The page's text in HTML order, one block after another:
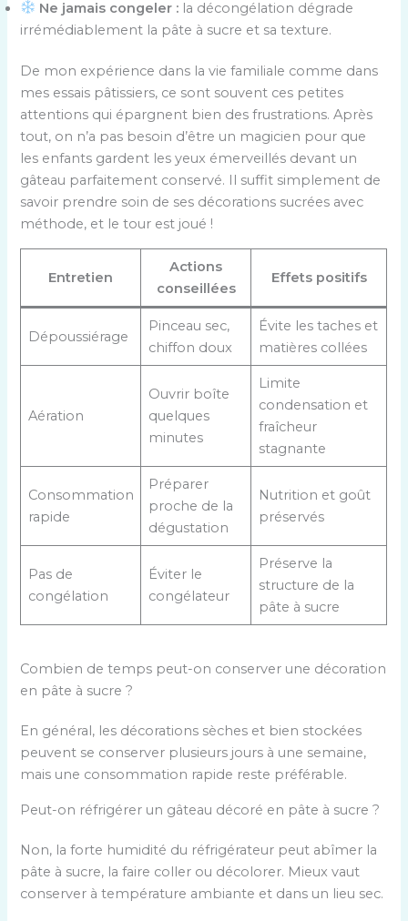
Ne jamais congeler : la décongélation dégrade
irrémédiablement la pâte à sucre et sa texture.
De mon expérience dans la vie familiale comme dans
mes essais pâtissiers, ce sont souvent ces petites
attentions qui épargnent bien des frustrations. Après
tout, on n’a pas besoin d’être un magicien pour que
les enfants gardent les yeux émerveillés devant un
gâteau parfaitement conservé. Il suffit simplement de
savoir prendre soin de ses décorations sucrées avec
méthode, et le tour est joué !
Entretien
Actions
conseillées
Effets positifs
Dépoussiérage
Pinceau sec,
chiffon doux
Évite les taches et
matières collées
Aération
Ouvrir boîte
quelques
minutes
Limite
condensation et
fraîcheur
stagnante
Consommation
rapide
Préparer
proche de la
dégustation
Nutrition et goût
préservés
Pas de
congélation
Éviter le
congélateur
Préserve la
structure de la
pâte à sucre
Combien de temps peut-on conserver une décoration
en pâte à sucre ?
En général, les décorations sèches et bien stockées
peuvent se conserver plusieurs jours à une semaine,
mais une consommation rapide reste préférable.
Peut-on réfrigérer un gâteau décoré en pâte à sucre ?
Non, la forte humidité du réfrigérateur peut abîmer la
pâte à sucre, la faire coller ou décolorer. Mieux vaut
conserver à température ambiante et dans un lieu sec.